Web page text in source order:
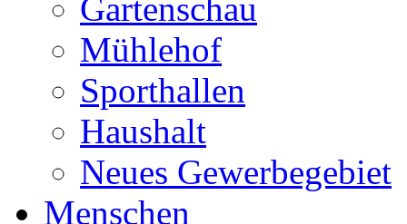
Gartenschau
Mühlehof
Sporthallen
Haushalt
Neues Gewerbegebiet
Menschen